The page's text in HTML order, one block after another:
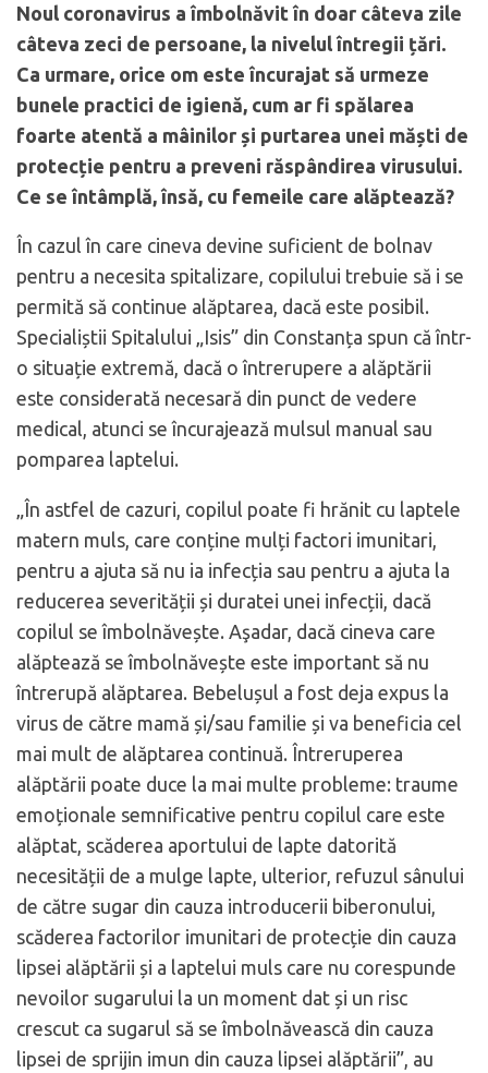
Noul coronavirus a îmbolnăvit în doar câteva zile
câteva zeci de persoane, la nivelul întregii țări.
Ca urmare, orice om este încurajat să urmeze
bunele practici de igienă, cum ar fi spălarea
foarte atentă a mâinilor și purtarea unei măști de
protecție pentru a preveni răspândirea virusului.
Ce se întâmplă, însă, cu femeile care alăptează?
În cazul în care cineva devine suficient de bolnav
pentru a necesita spitalizare, copilului trebuie să i se
permită să continue alăptarea, dacă este posibil.
Specialiștii Spitalului „Isis” din Constanța spun că într-
o situație extremă, dacă o întrerupere a alăptării
este considerată necesară din punct de vedere
medical, atunci se încurajează mulsul manual sau
pomparea laptelui.
„În astfel de cazuri, copilul poate fi hrănit cu laptele
matern muls, care conține mulți factori imunitari,
pentru a ajuta să nu ia infecția sau pentru a ajuta la
reducerea severității și duratei unei infecții, dacă
copilul se îmbolnăvește. Aşadar, dacă cineva care
alăptează se îmbolnăvește este important să nu
întrerupă alăptarea. Bebelușul a fost deja expus la
virus de către mamă și/sau familie și va beneficia cel
mai mult de alăptarea continuă. Întreruperea
alăptării poate duce la mai multe probleme: traume
emoționale semnificative pentru copilul care este
alăptat, scăderea aportului de lapte datorită
necesității de a mulge lapte, ulterior, refuzul sânului
de către sugar din cauza introducerii biberonului,
scăderea factorilor imunitari de protecție din cauza
lipsei alăptării și a laptelui muls care nu corespunde
nevoilor sugarului la un moment dat și un risc
crescut ca sugarul să se îmbolnăvească din cauza
lipsei de sprijin imun din cauza lipsei alăptării”, au